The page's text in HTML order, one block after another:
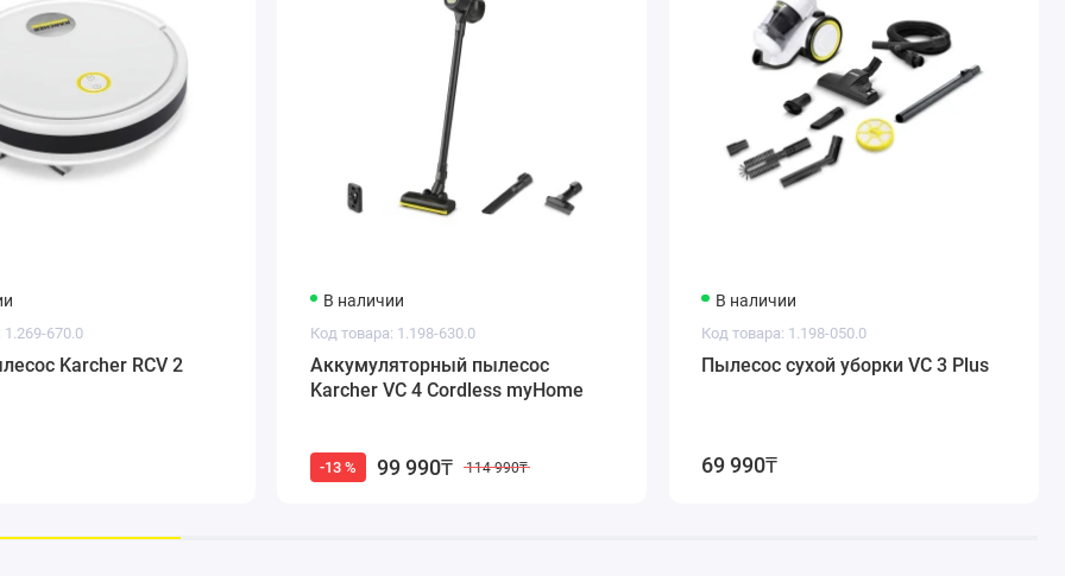
Специальная опора для подъема передней части аппарата при преодолении таких препятствий, как ступеньки и
Нажимные ручки для простой транспортировки и маневренности.
1.269-670.0
Karcher RCV 2
В наличии
Код товара: 1.198-630.0
Аккумуляторный пылесос
Karcher VC 4 Cordless myHome
-13 % 99 990₸ 114 990₸
В наличии
Код товара: 1.198-050.0
Пылесос сухой уборки VC 3 Plus
69 990₸